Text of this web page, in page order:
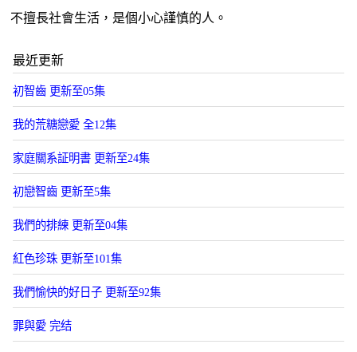
不擅長社會生活，是個小心謹慎的人。
最近更新
初智齒 更新至05集
我的荒糖戀愛 全12集
家庭關系証明書 更新至24集
初戀智齒 更新至5集
我們的排練 更新至04集
紅色珍珠 更新至101集
我們愉快的好日子 更新至92集
罪與愛 完结